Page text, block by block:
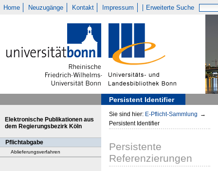
Home Neuzugänge Kontakt Impressum Erweiterte Suche
Persistent Identifier
Elektronische Publikationen aus
dem Regierungsbezirk Köln
Pflichtabgabe
Ablieferungsverfahren
Sie sind hier: E-Pflicht-Sammlung →
Persistent Identifier
Persistente
Referenzierungen